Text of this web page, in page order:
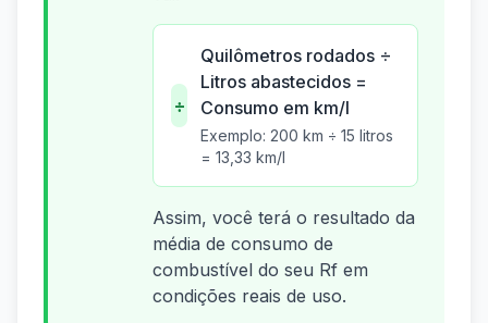
÷
Quilômetros rodados ÷
Litros abastecidos =
Consumo em km/l
Exemplo: 200 km ÷ 15 litros
= 13,33 km/l
Assim, você terá o resultado da
média de consumo de
combustível do seu Rf em
condições reais de uso.